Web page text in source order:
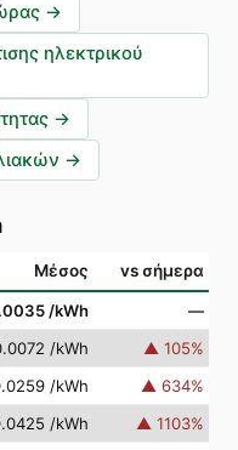
→
ηλεκτρικού
→
→
Μέσος vs σήμερα
/kWh
—
/kWh ▲ 105%
/kWh ▲ 634%
/kWh ▲ 1103%